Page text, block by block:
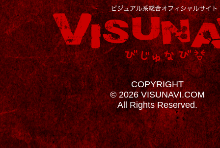
COPYRIGHT
© 2026 VISUNAVI.COM
All Rights Reserved.